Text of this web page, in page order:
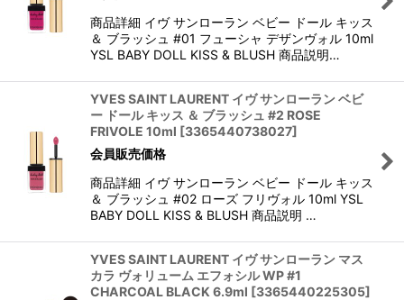
商品詳細 イヴ サンローラン ベビー ドール キッス
＆ ブラッシュ #01 フューシャ デザンヴォル 10ml
YSL BABY DOLL KISS & BLUSH 商品説明…
YVES SAINT LAURENT イヴ サンローラン ベビ
ー ドール キッス ＆ ブラッシュ #2 ROSE
FRIVOLE 10ml [3365440738027]
会員販売価格
商品詳細 イヴ サンローラン ベビー ドール キッス
＆ ブラッシュ #02 ローズ フリヴォル 10ml YSL
BABY DOLL KISS & BLUSH 商品説明 …
YVES SAINT LAURENT イヴ サンローラン マス
カラ ヴォリューム エフォシル WP #1
CHARCOAL BLACK 6.9ml [3365440225305]